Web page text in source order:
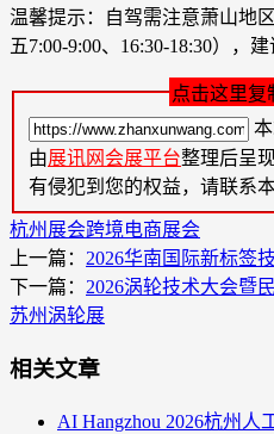
温馨提示：自驾需注意萧山地
五7:00-9:00、16:30-18:30），
点击这里复
由展讯网会展平台整理后呈
有侵犯到您的权益，请联系
杭州展会跨境电商展会
上一篇： 2026华南国际新标签
下一篇： ​2026涡轮技术大会暨
苏州涡轮展
相关文章
AI Hangzhou 2026杭州